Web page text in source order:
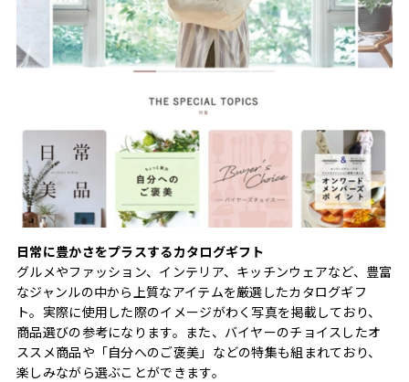
日常に豊かさをプラスするカタログギフト
グルメやファッション、インテリア、キッチンウェアなど、豊富
なジャンルの中から上質なアイテムを厳選したカタログギフ
ト。実際に使用した際のイメージがわく写真を掲載しており、
商品選びの参考になります。また、バイヤーのチョイスしたオ
ススメ商品や「自分へのご褒美」などの特集も組まれており、
楽しみながら選ぶことができます。